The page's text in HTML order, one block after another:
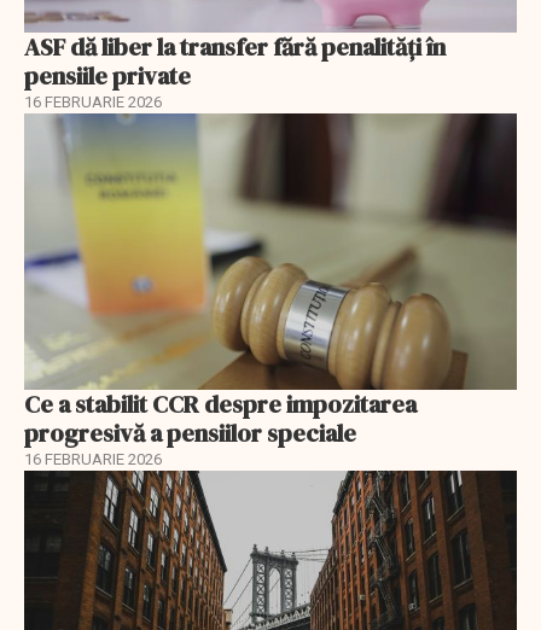
ASF dă liber la transfer fără penalități în
pensiile private
16 FEBRUARIE 2026
Ce a stabilit CCR despre impozitarea
progresivă a pensiilor speciale
16 FEBRUARIE 2026